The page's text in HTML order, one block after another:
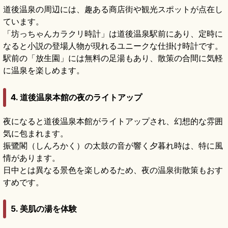
道後温泉の周辺には、趣ある商店街や観光スポットが点在し
ています。
「坊っちゃんカラクリ時計」は道後温泉駅前にあり、定時に
なると小説の登場人物が現れるユニークな仕掛け時計です。
駅前の「放生園」には無料の足湯もあり、散策の合間に気軽
に温泉を楽しめます。
4. 道後温泉本館の夜のライトアップ
夜になると道後温泉本館がライトアップされ、幻想的な雰囲
気に包まれます。
振鷺閣（しんろかく）の太鼓の音が響く夕暮れ時は、特に風
情があります。
日中とは異なる景色を楽しめるため、夜の温泉街散策もおす
すめです。
5. 美肌の湯を体験